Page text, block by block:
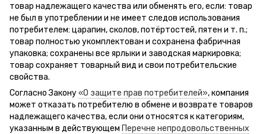
товар надлежащего качества или обменять его, если: товар
не был в употреблении и не имеет следов использования
потребителем: царапин, сколов, потёртостей, пятен и т. п.;
товар полностью укомплектован и сохранена фабричная
упаковка; сохранены все ярлыки и заводская маркировка;
товар сохраняет товарный вид и свои потребительские
свойства.
Согласно Закону«О защите прав потребителей», компания
может отказать потребителю в обмене и возврате товаров
надлежащего качества, если они относятся к категориям,
указанным в действующем Перечне непродовольственных